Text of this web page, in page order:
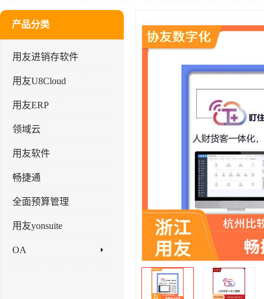
产品分类
用友进销存软件
用友U8Cloud
用友ERP
领域云
用友软件
畅捷通
全面预算管理
用友yonsuite
OA